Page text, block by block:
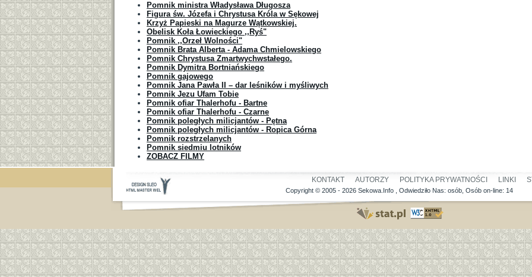
Pomnik ministra Władysława Długosza
Figura św. Józefa i Chrystusa Króla w Sękowej
Krzyż Papieski na Magurze Wątkowskiej.
Obelisk Koła Łowieckiego ,,Ryś"
Pomnik ,,Orzeł Wolności"
Pomnik Brata Alberta - Adama Chmielowskiego
Pomnik Chrystusa Zmartwychwstałego.
Pomnik Dymitra Bortniańskiego
Pomnik gajowego
Pomnik Jana Pawła II – dar leśników i myśliwych
Pomnik Jezu Ufam Tobie
Pomnik ofiar Thalerhofu - Bartne
Pomnik ofiar Thalerhofu - Czarne
Pomnik poległych milicjantów - Pętna
Pomnik poległych milicjantów - Ropica Górna
Pomnik rozstrzelanych
Pomnik siedmiu lotników
ZOBACZ FILMY
KONTAKT AUTORZY POLITYKA PRYWATNOŚCI LINKI
Copyright © 2005 - 2026 Sekowa.Info , Odwiedziło Nas: osób, Osób on-line: 14